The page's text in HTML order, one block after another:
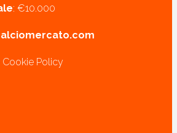
: €10.000
Cookie Policy